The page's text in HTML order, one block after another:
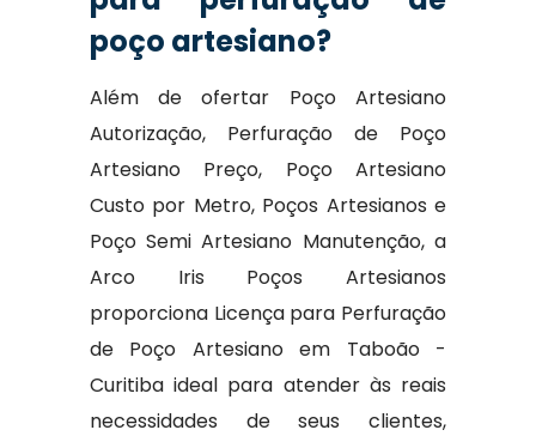
poço artesiano?
Além de ofertar Poço Artesiano
Autorização, Perfuração de Poço
Artesiano Preço, Poço Artesiano
Custo por Metro, Poços Artesianos e
Poço Semi Artesiano Manutenção, a
Arco Iris Poços Artesianos
proporciona Licença para Perfuração
de Poço Artesiano em Taboão -
Curitiba ideal para atender às reais
necessidades de seus clientes,